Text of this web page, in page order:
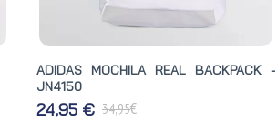
ADIDAS MOCHILA REAL BACKPACK -
JN4150
24,95 € 34,95€